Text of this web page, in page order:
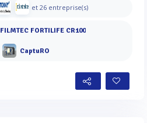
et 26 entreprise(s)
FILMTEC FORTILIFE CR100
CaptuRO